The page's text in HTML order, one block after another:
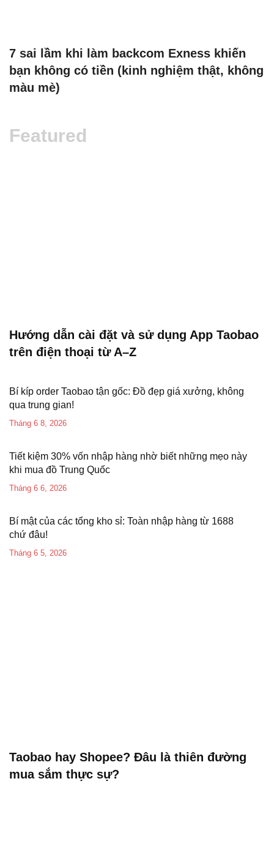
7 sai lầm khi làm backcom Exness khiến
bạn không có tiền (kinh nghiệm thật, không
màu mè)
Featured
Hướng dẫn cài đặt và sử dụng App Taobao
trên điện thoại từ A–Z
Bí kíp order Taobao tận gốc: Đồ đẹp giá xưởng, không
qua trung gian!
Tháng 6 8, 2026
Tiết kiệm 30% vốn nhập hàng nhờ biết những mẹo này
khi mua đồ Trung Quốc
Tháng 6 6, 2026
Bí mật của các tổng kho sỉ: Toàn nhập hàng từ 1688
chứ đâu!
Tháng 6 5, 2026
Taobao hay Shopee? Đâu là thiên đường
mua sắm thực sự?